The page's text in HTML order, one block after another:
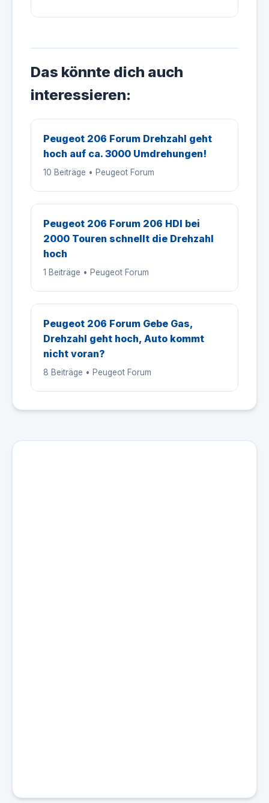
Das könnte dich auch
interessieren:
Peugeot 206 Forum Drehzahl geht
hoch auf ca. 3000 Umdrehungen!
10 Beiträge • Peugeot Forum
Peugeot 206 Forum 206 HDI bei
2000 Touren schnellt die Drehzahl
hoch
1 Beiträge • Peugeot Forum
Peugeot 206 Forum Gebe Gas,
Drehzahl geht hoch, Auto kommt
nicht voran?
8 Beiträge • Peugeot Forum